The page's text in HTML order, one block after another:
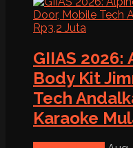
GIIAS
Body Kit
Tech
Karaoke